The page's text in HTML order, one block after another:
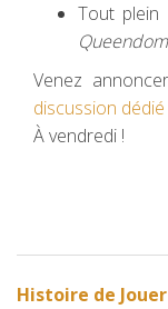
Tout plein
Venez
discussion
À vendredi !
Histoire de Jouer